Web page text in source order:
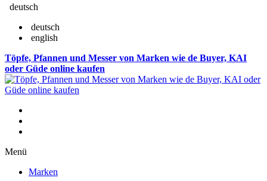
deutsch
deutsch
english
Töpfe, Pfannen und Messer von Marken wie de Buyer, KAI
oder Güde online kaufen
Menü
Marken